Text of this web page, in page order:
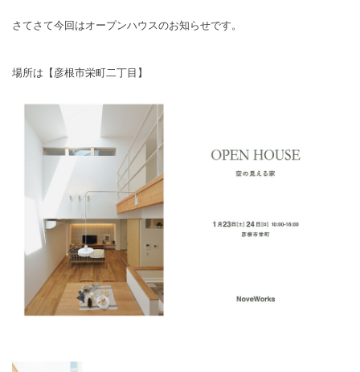
さてさて今回はオープンハウスのお知らせです。
場所は【彦根市栄町二丁目】